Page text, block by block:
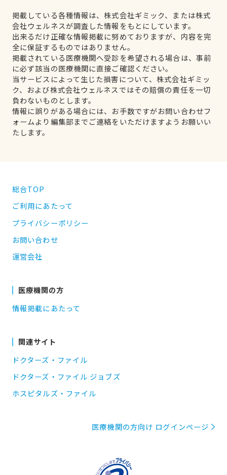
掲載している各種情報は、株式会社ギミック、または株式
会社ウェルネスが調査した情報をもとにしています。
出来るだけ正確な情報掲載に努めておりますが、内容を完
全に保証するものではありません。
掲載されている医療機関へ受診を希望される場合は、事前
に必ず該当の医療機関に直接ご確認ください。
当サービスによって生じた損害について、株式会社ギミッ
ク、および株式会社ウェルネスではその賠償の責任を一切
負わないものとします。
情報に誤りがある場合には、お手数ですがお問い合わせフ
ォームより編集部までご連絡をいただけますようお願いい
たします。
総合TOP
ご利用にあたって
プライバシーポリシー
お問い合わせ
運営会社
医療機関の方
情報掲載にあたって
関連サイト
ドクターズ・ファイル
ドクターズ・ファイル ジョブズ
ホスピタルズ・ファイル
医療機関の方向け ログインページ